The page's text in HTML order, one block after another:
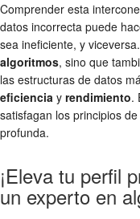
Comprender esta
datos incorrecta puede
sea ineficiente, y
algoritmos, sino que
las estructuras de datos
eficiencia y rendimiento.
satisfagan los principios de
profunda.
¡Eleva tu perfil
un experto en